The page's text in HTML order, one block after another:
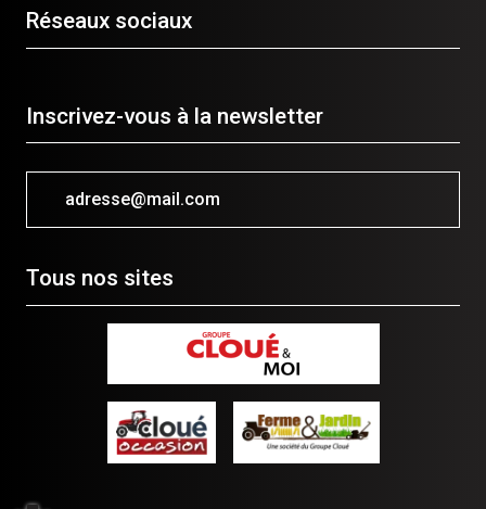
Réseaux sociaux
Inscrivez-vous à la newsletter
adresse@mail.com
Tous nos sites